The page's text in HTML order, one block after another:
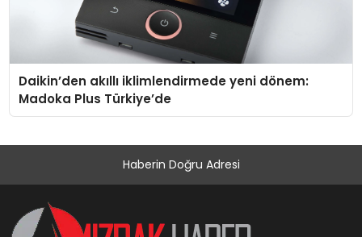
Daikin’den akıllı iklimlendirmede yeni dönem:
Madoka Plus Türkiye’de
Haberin Doğru Adresi